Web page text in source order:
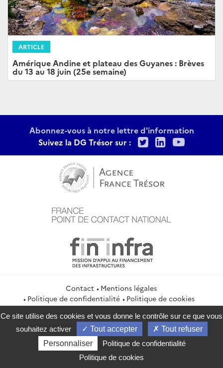
ARTICLE
Amérique Andine et plateau des Guyanes : Brèves
du 13 au 18 juin (25e semaine)
Abonnez-vous à notre lettre d'information
Suivez la DG Trésor sur :
TwitterLinkedIn
Contact
Mentions légales
Politique de confidentialité
Politique de cookies
Gestion des cookies
Flux RSS
service-public.gouv.fr
legifrance.gouv.fr
info.gouv.fr
data.gouv.fr
2026 Direction générale du Trésor
Ce site utilise des cookies et vous donne le contrôle sur ce que vous
souhaitez activer
Tout accepter
Tout refuser
Personnaliser
Politique de confidentialité
Politique de cookies